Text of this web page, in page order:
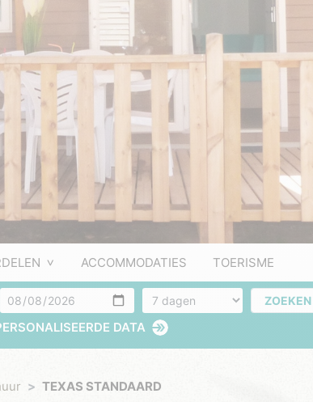
ACCOMMODATIES TOERISME
Aankomst Aantal dagen
DATA
TEXAS STANDAARD